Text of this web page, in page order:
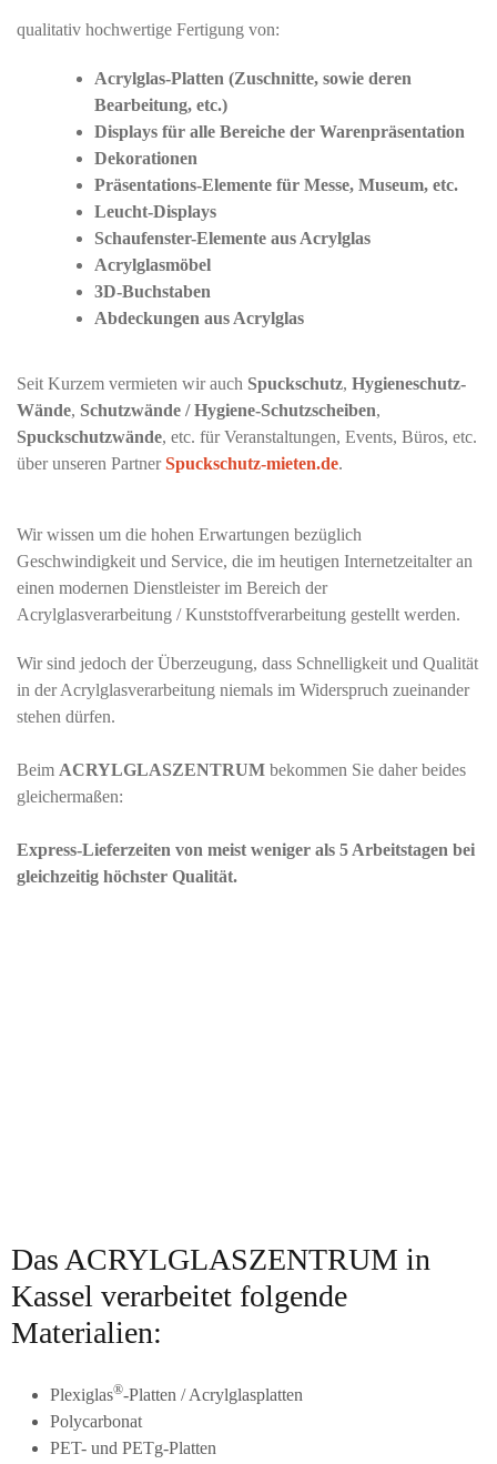
qualitativ hochwertige Fertigung von:
Acrylglas-Platten (Zuschnitte, sowie deren
Bearbeitung, etc.)
Displays für alle Bereiche der Warenpräsentation
Dekorationen
Präsentations-Elemente für Messe, Museum, etc.
Leucht-Displays
Schaufenster-Elemente aus Acrylglas
Acrylglasmöbel
3D-Buchstaben
Abdeckungen aus Acrylglas
Seit Kurzem vermieten wir auch Spuckschutz, Hygieneschutz-
Wände, Schutzwände / Hygiene-Schutzscheiben,
Spuckschutzwände, etc. für Veranstaltungen, Events, Büros, etc.
über unseren PartnerSpuckschutz-mieten.de.
Wir wissen um die hohen Erwartungen bezüglich
Geschwindigkeit und Service, die im heutigen Internetzeitalter an
einen modernen Dienstleister im Bereich der
Acrylglasverarbeitung / Kunststoffverarbeitung gestellt werden.
Wir sind jedoch der Überzeugung, dass Schnelligkeit und Qualität
in der Acrylglasverarbeitung niemals im Widerspruch zueinander
stehen dürfen.
Beim ACRYLGLASZENTRUM bekommen Sie daher beides
gleichermaßen:
Express-Lieferzeiten von meist weniger als 5 Arbeitstagen bei
gleichzeitig höchster Qualität.
Das ACRYLGLASZENTRUM in
Kassel verarbeitet folgende
Materialien:
Plexiglas®-Platten / Acrylglasplatten
Polycarbonat
PET- und PETg-Platten